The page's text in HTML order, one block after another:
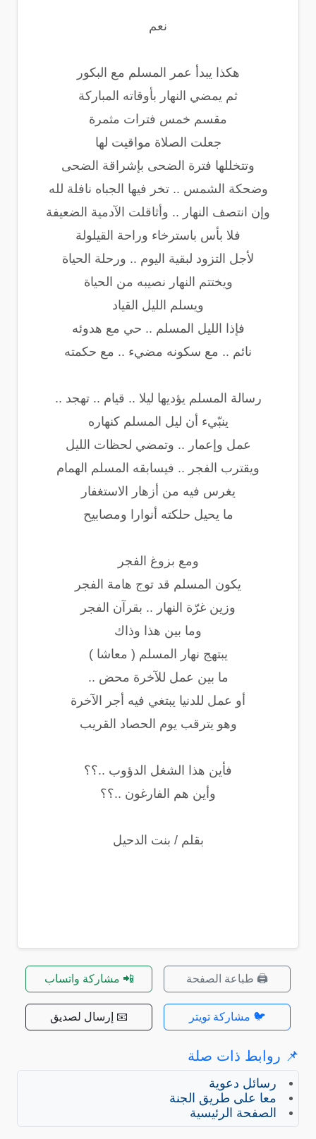
نعم
هكذا يبدأ عمر المسلم مع البكور
ثم يمضي النهار بأوقاته المباركة
مقسم خمس فترات مثمرة
جعلت الصلاة مواقيت لها
وتتخللها فترة الضحى بإشراقة الضحى
وضحكة الشمس .. تخر فيها الجباه نافلة لله
وإن انتصف النهار .. وأثاقلت الآدمية الضعيفة
فلا بأس باسترخاء وراحة القيلولة
لأجل التزود لبقية اليوم .. ورحلة الحياة
ويختتم النهار نصيبه من الحياة
ويسلم الليل القياد
فإذا الليل المسلم .. حي مع هدوئه
نائم .. مع سكونه مضيء .. مع حكمته
رسالة المسلم يؤديها ليلا .. قيام .. تهجد ..
ينبّيء أن ليل المسلم كنهاره
عمل وإعمار .. وتمضي لحظات الليل
ويقترب الفجر .. فيسابقه المسلم الهمام
يغرس فيه من أزهار الاستغفار
ما يحيل حلكته أنوارا ومصابيح
ومع بزوغ الفجر
يكون المسلم قد توج هامة الفجر
وزين غرّة النهار .. بقرآن الفجر
وما بين هذا وذاك
يبتهج نهار المسلم ( معاشا )
ما بين عمل للآخرة محض ..
أو عمل للدنيا يبتغي فيه أجر الآخرة
وهو يترقب يوم الحصاد القريب
فأين هذا الشغل الدؤوب ..؟؟
وأين هم الفارغون ..؟؟
بقلم / بنت الدحيل
🖨️ طباعة الصفحة 📲 مشاركة واتساب
🐦 مشاركة تويتر 📧 إرسال لصديق
📌 روابط ذات صلة
رسائل دعوية
معا على طريق الجنة
الصفحة الرئيسية